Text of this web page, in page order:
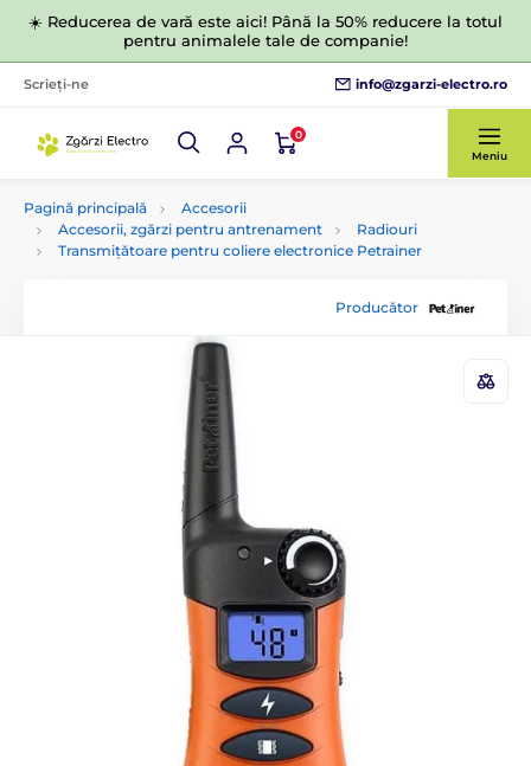
☀️ Reducerea de vară este aici! Până la 50% reducere la totul
pentru animalele tale de companie!
Scrieți-ne info@zgarzi-electro.ro
0
Meniu
Pagină principală
Accesorii
Accesorii, zgărzi pentru antrenament
Radiouri
Transmițătoare pentru coliere electronice Petrainer
Producător